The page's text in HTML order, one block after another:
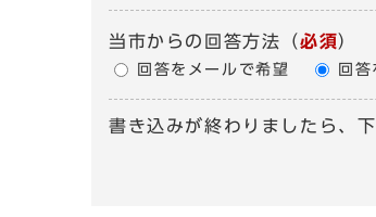
当市からの回答方法 （必須）
回答をメールで希望 回
書き込みが終わりましたら、